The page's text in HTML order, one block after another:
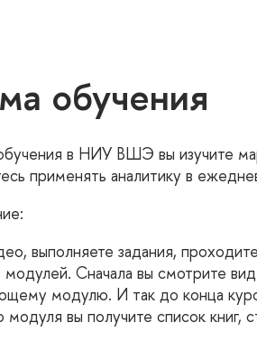
обучения
в НИУ ВШЭ вы изучите
применять аналитику в
выполняете задания,
модулей. Сначала вы смотрите
модулю. И так до конца
вы получите список книг,